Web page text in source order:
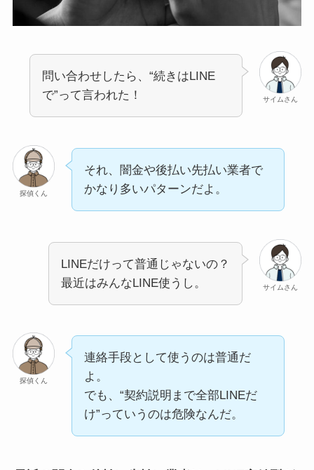
サイムさん
問い合わせしたら、“続きはLINE
で”って言われた！
探偵くん
それ、闇金や後払い先払い業者で
かなり多いパターンだよ。
サイムさん
LINEだけって普通じゃないの？
最近はみんなLINE使うし。
探偵くん
連絡手段として使うのは普通だ
よ。
でも、“契約説明まで全部LINEだ
け”っていうのは危険なんだ。